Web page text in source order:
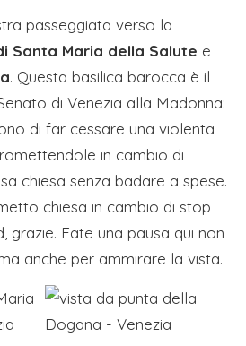
passeggiata verso la
Santa Maria della Salute e
. Questa basilica barocca è il
di Venezia alla Madonna:
di far cessare una violenta
in cambio di
chiesa senza badare a spese.
chiesa in cambio di stop
grazie. Fate una pausa qui non
anche per ammirare la vista.